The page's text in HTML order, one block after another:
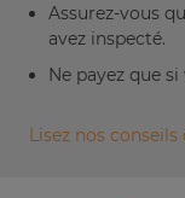
Assurez-vous
avez inspecté.
Ne payez que
Lisez nos